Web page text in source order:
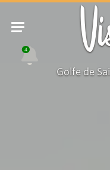
4
Golfe de